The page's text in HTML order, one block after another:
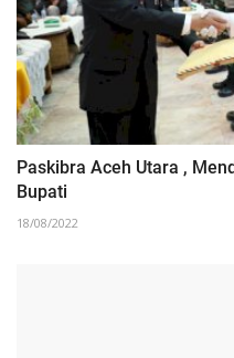
Paskibra Aceh Utara ,
Bupati
18/08/2022